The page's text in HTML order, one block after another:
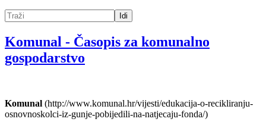
Idi
Komunal - Časopis za komunalno
gospodarstvo
Komunal (http://www.komunal.hr/vijesti/edukacija-o-recikliranju-
osnovnoskolci-iz-gunje-pobijedili-na-natjecaju-fonda/)